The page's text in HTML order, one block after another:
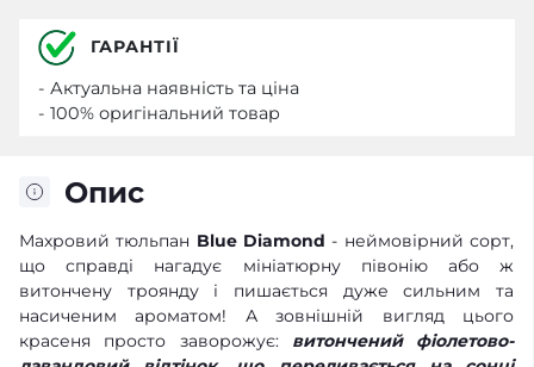
Опис
Махровий тюльпан Blue Diamond - неймовірний сорт,
що справді нагадує мініатюрну півонію або ж
витончену троянду і пишається дуже сильним та
насиченим ароматом! А зовнішній вигляд цього
красеня просто заворожує: витончений фіолетово-
ГАРАНТІЇ
- Актуальна наявність та ціна
- 100% оригінальний товар